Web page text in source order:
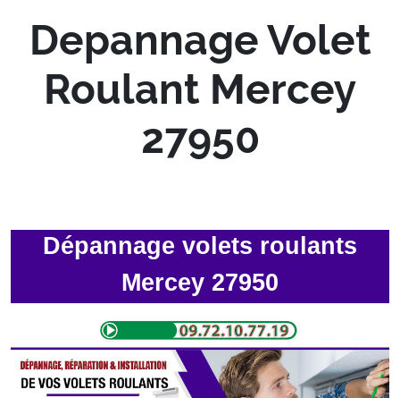
Depannage Volet
Roulant Mercey
27950
Dépannage volets roulants
Mercey 27950